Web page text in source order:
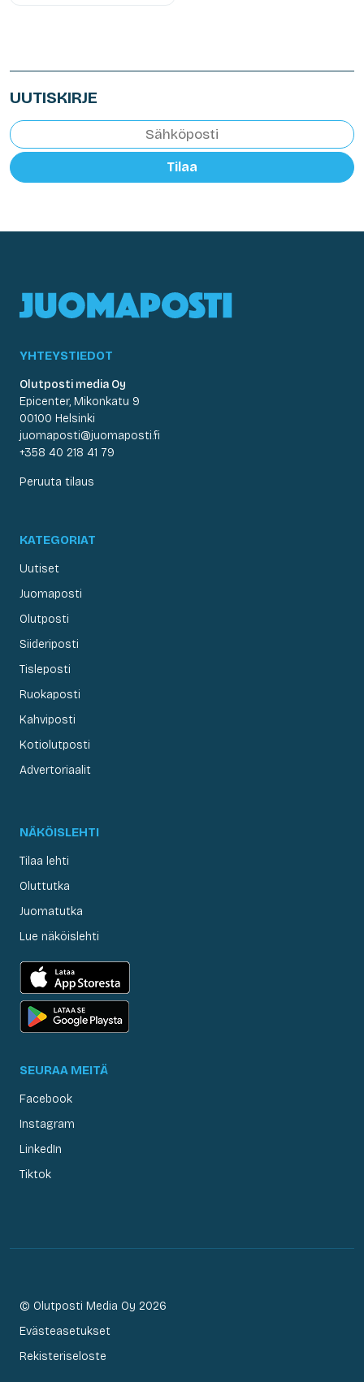
UUTISKIRJE
Tilaa
YHTEYSTIEDOT
Olutposti media Oy
Epicenter, Mikonkatu 9
00100 Helsinki
juomaposti@juomaposti.fi
+358 40 218 41 79
Peruuta tilaus
KATEGORIAT
Uutiset
Juomaposti
Olutposti
Siideriposti
Tisleposti
Ruokaposti
Kahviposti
Kotiolutposti
Advertoriaalit
NÄKÖISLEHTI
Tilaa lehti
Oluttutka
Juomatutka
Lue näköislehti
SEURAA MEITÄ
Facebook
Instagram
LinkedIn
Tiktok
© Olutposti Media Oy 2026
Evästeasetukset
Rekisteriseloste